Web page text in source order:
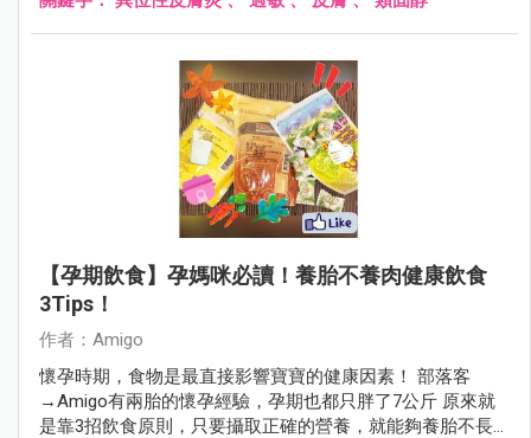
【孕期飲食】孕媽咪必讀！養胎不養肉健康飲食
3Tips！
作者：Amigo
懷孕時期，食物是最直接影響寶寶的健康因素！ 部落客
→Amigo有兩胎的懷孕經驗，孕期也都只胖了7公斤 原來就
是靠3招飲食原則，只要攝取正確的營養，就能夠養胎不長